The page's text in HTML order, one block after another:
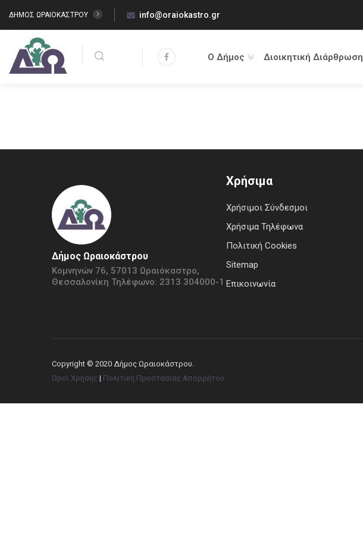
ΔΗΜΟΣ ΩΡΑΙΟΚΑΣΤΡΟΥ info@oraiokastro.gr
Ο Δήμος Διοικητική Διάρθρωση
Δήμος Ωραιοκάστρου
Κομνηνών 76, 57013 Ωραιόκαστρο,
Θεσσαλονίκη Τηλέφωνο: 2313 304000-1
Χρήσιμα
Χρήσιμοι Σύνδεσμοι
Χρήσιμα Τηλέφωνα
Πολιτική Cookies
Sitemap
Επικοινωνία
Copyright © 2020 Δήμος Ωραιοκάστρου.
Όροι Χρήσης | Πολιτική Προστασίας Απορρήτου